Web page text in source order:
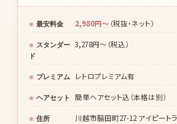
最安料金 2,980円〜 （税抜・ネット）
スタンダー
ド
3,278円〜（税込）
プレミアム レトロプレミアム有
ヘアセット 簡単ヘアセット込（本格は別）
住所 川越市脇田町27-12 アイピート